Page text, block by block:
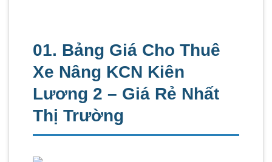
01. Bảng Giá Cho Thuê
Xe Nâng KCN Kiên
Lương 2 – Giá Rẻ Nhất
Thị Trường